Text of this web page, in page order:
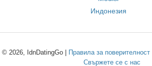
Индонезия
© 2026, IdnDatingGo | Правила за поверителност|
Свържете се с нас